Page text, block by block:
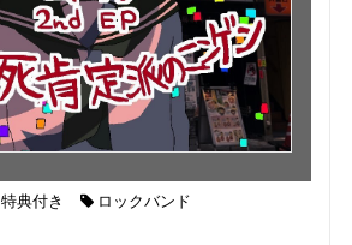
特典付き
ロックバンド